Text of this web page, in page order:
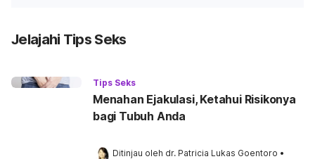
Jelajahi Tips Seks
Tips Seks
Menahan Ejakulasi, Ketahui Risikonya
bagi Tubuh Anda
Ditinjau oleh dr. Patricia Lukas Goentoro •